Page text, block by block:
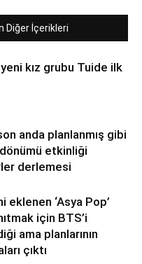
Diğer İçerikleri
kız grubu Tuide ilk
anda planlanmış gibi
etkinliği
derlemesi
eklenen ‘Asya Pop’
için BTS’i
ama planlarının
çıktı